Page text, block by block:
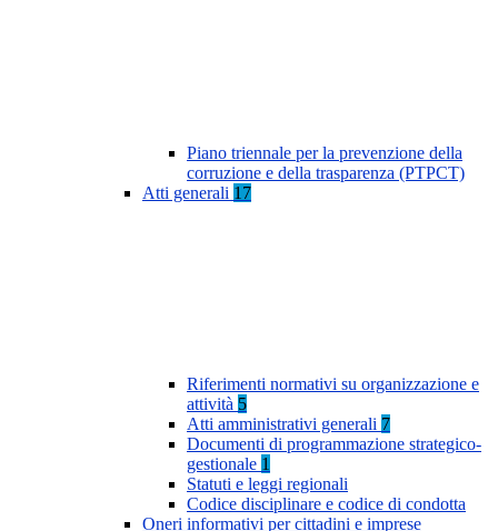
Piano triennale per la prevenzione della
corruzione e della trasparenza (PTPCT)
Atti generali 17
Riferimenti normativi su organizzazione e
attività 5
Atti amministrativi generali 7
Documenti di programmazione strategico-
gestionale 1
Statuti e leggi regionali
Codice disciplinare e codice di condotta
Oneri informativi per cittadini e imprese